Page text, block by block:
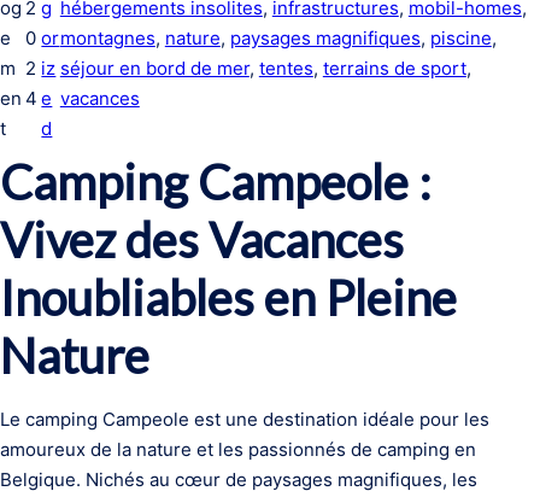
og
e
m
en
t
2
0
2
4
g
or
iz
e
d
hébergements insolites, infrastructures, mobil-homes
montagnes, nature, paysages magnifiques, piscine
séjour en bord de mer, tentes, terrains de sport
vacances
Camping Campeole :
Vivez des Vacances
Inoubliables en Pleine
Nature
Le camping Campeole est une destination idéale pour les
amoureux de la nature et les passionnés de camping en
Belgique. Nichés au cœur de paysages magnifiques, les